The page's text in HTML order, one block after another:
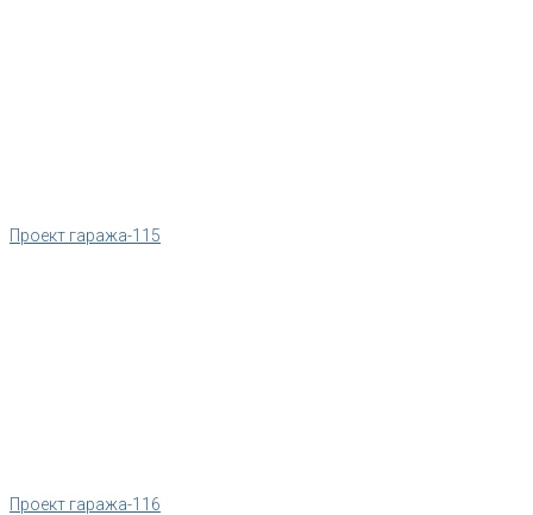
Проект гаража-115
Проект гаража-116